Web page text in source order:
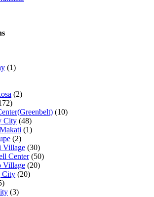
(1)
(2)
(10)
City (48)
(1)
(2)
Village (30)
Center(50)
Village (20)
City (20)
(3)